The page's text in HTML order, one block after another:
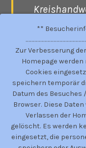
**
Zur Verbesserung
Homepage
Cookies
speichern temporär
Datum des Besuches
Browser. Diese
Verlassen der
gelöscht. Es werden
eingesetzt, die
Leipziger
sowie
2025